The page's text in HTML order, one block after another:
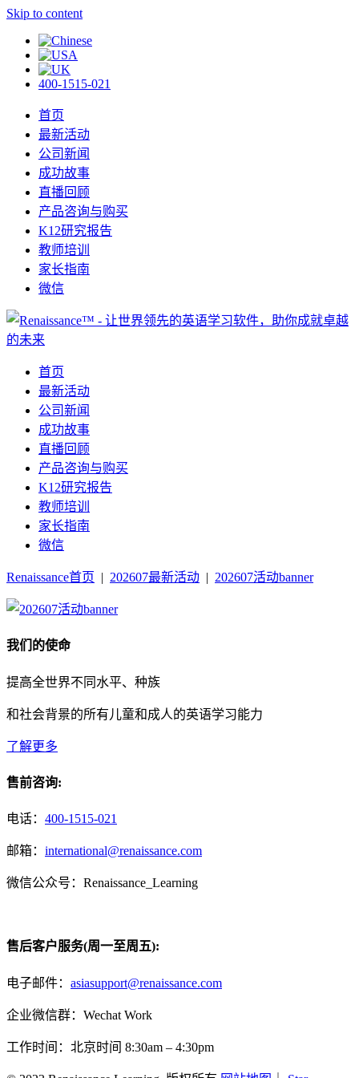
Skip to content
400-1515-021
首页
最新活动
公司新闻
成功故事
直播回顾
产品咨询与购买
K12研究报告
教师培训
家长指南
微信
首页
最新活动
公司新闻
成功故事
直播回顾
产品咨询与购买
K12研究报告
教师培训
家长指南
微信
Renaissance首页 | 202607最新活动 | 202607活动banner
我们的使命
提高全世界不同水平、种族
和社会背景的所有儿童和成人的英语学习能力
了解更多
售前咨询:
电话： 400-1515-021
邮箱： international@renaissance.com
微信公众号：Renaissance_Learning
售后客户服务(周一至周五):
电子邮件： asiasupport@renaissance.com
企业微信群：Wechat Work
工作时间：北京时间 8:30am – 4:30pm